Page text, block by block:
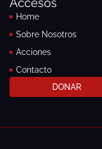
Accesos
Home
Sobre Nosotros
Acciones
Contacto
DONAR